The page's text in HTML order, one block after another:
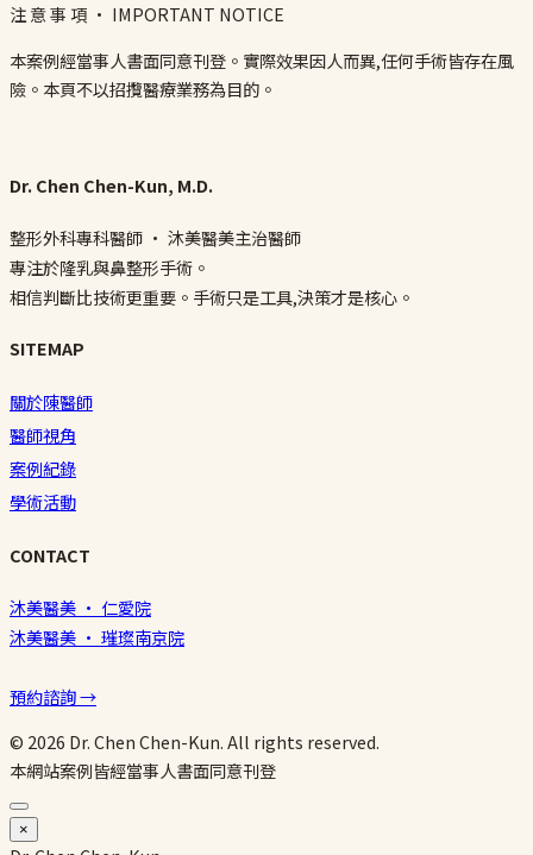
注 意 事 項 · IMPORTANT NOTICE
本案例經當事人書面同意刊登。實際效果因人而異,任何手術皆存在風
險。本頁不以招攬醫療業務為目的。
Dr. Chen Chen-Kun, M.D.
整形外科專科醫師 · 沐美醫美主治醫師
專注於隆乳與鼻整形手術。
相信判斷比技術更重要。手術只是工具,決策才是核心。
SITEMAP
關於陳醫師
醫師視角
案例紀錄
學術活動
CONTACT
沐美醫美 · 仁愛院
沐美醫美 · 璀璨南京院
預約諮詢 →
© 2026 Dr. Chen Chen-Kun. All rights reserved.
本網站案例皆經當事人書面同意刊登
×